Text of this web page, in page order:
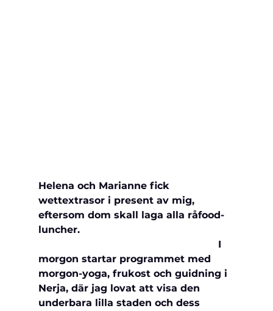
Helena och Marianne fick
wettextrasor i present av mig,
eftersom dom skall laga alla råfood-
luncher.
I
morgon startar programmet med
morgon-yoga, frukost och guidning i
Nerja, där jag lovat att visa den
underbara lilla staden och dess